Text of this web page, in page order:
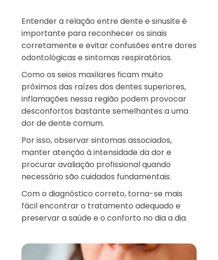
Entender a relação entre dente e sinusite é
importante para reconhecer os sinais
corretamente e evitar confusões entre dores
odontológicas e sintomas respiratórios.
Como os seios maxilares ficam muito
próximos das raízes dos dentes superiores,
inflamações nessa região podem provocar
desconfortos bastante semelhantes a uma
dor de dente comum.
Por isso, observar sintomas associados,
manter atenção à intensidade da dor e
procurar avaliação profissional quando
necessário são cuidados fundamentais.
Com o diagnóstico correto, torna-se mais
fácil encontrar o tratamento adequado e
preservar a saúde e o conforto no dia a dia.